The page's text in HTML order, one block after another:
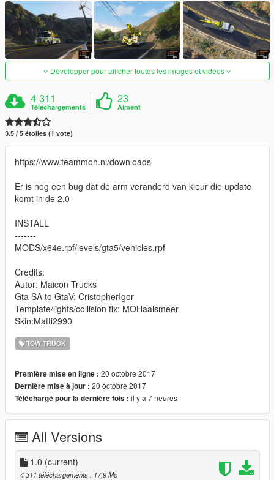
Développer pour afficher toutes les images et vidéos
4 311
Téléchargements
23
Aiment
3.5 / 5 étoiles (1 vote)
https://www.teammoh.nl/downloads
Er is nog een bug dat de arm veranderd van kleur die update
komt in de 2.0
INSTALL
-------
MODS/x64e.rpf/levels/gta5/vehicles.rpf
Credits:
Autor: Maicon Trucks
Gta SA to GtaV: CristopherIgor
Template/lights/collision fix: MOHaalsmeer
Skin:Matti2990
TOW TRUCK
Première mise en ligne : 20 octobre 2017
Dernière mise à jour : 20 octobre 2017
Téléchargé pour la dernière fois : il y a 7 heures
All Versions
1.0 (current)
4 311 téléchargements , 17,9 Mo